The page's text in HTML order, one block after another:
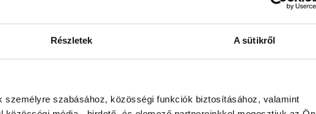
Részletek A sütikről
személyre szabásához, közösségi funkciók biztosításához, valamint
a ciklus végére,
átlagbére.
fontosabb annál,
hogy a
és az őket körülvevő